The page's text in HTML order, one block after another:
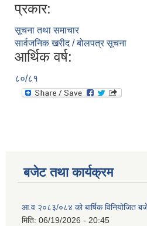
प्रकार:
सूचना तथा समाचार
सार्वजनिक खरीद / बोलपत्र सूचना
आर्थिक वर्ष:
८०/८१
बजेट तथा कार्यक्रम
आ.व २०८३/०८४ को बार्षिक विनियोजित
मिति: 06/19/2026 - 20:45